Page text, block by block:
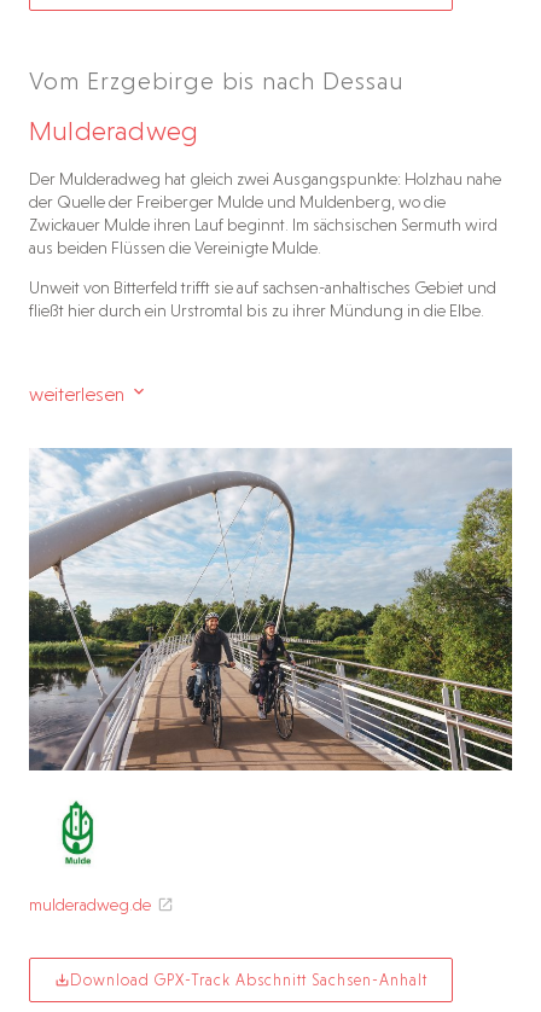
Vom Erzgebirge bis nach Dessau
Mulderadweg
Der Mulderadweg hat gleich zwei Ausgangspunkte: Holzhau nahe
der Quelle der Freiberger Mulde und Muldenberg, wo die
Zwickauer Mulde ihren Lauf beginnt. Im sächsischen Sermuth wird
aus beiden Flüssen die Vereinigte Mulde.
Unweit von Bitterfeld trifft sie auf sachsen-anhaltisches Gebiet und
fließt hier durch ein Urstromtal bis zu ihrer Mündung in die Elbe.
weiterlesen
mulderadweg.de
Download GPX-Track Abschnitt Sachsen-Anhalt